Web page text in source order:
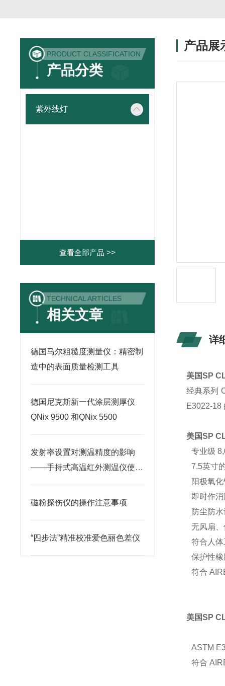
PRODUCT CLASSIFICATION
产品分类
紫外线灯
查看全部产品 >>
TECHNICAL ARTICLES
相关文章
德国马尔粗糙度测量仪：精密制
造中的表面质量检测工具
德国尼克斯新一代涂层测厚仪
QNix 9500 和QNix 5500
发射率设置对测温精度的影响
——手持式高温红外测温仪使用
磁粉探伤仪的操作注意事项
“四步法”精准校准爱色丽色差仪
产品展
详
美国SP
经典系列
E3022-18
美国SP
专业级
7.5英寸
阳极氧
即时作
防尘防
无风扇
符合人
保护性
符合
美国SP
ASTM
符合